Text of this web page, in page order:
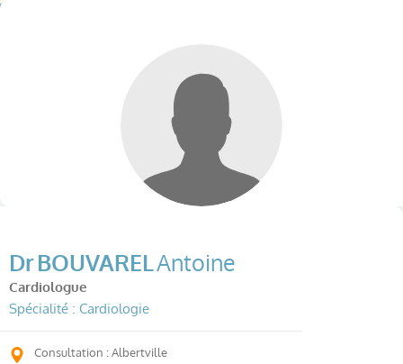
DrBOUVARELAntoine
Cardiologue
Spécialité : Cardiologie
Consultation : Albertville